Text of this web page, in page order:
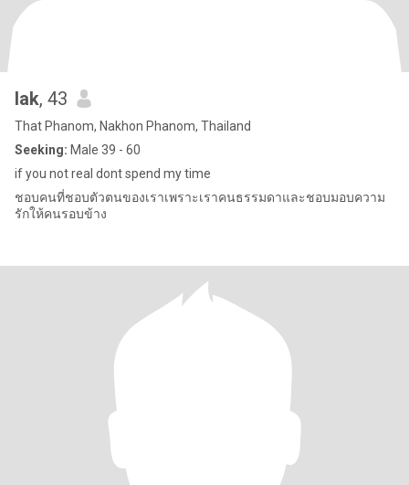
lak, 43
That Phanom, Nakhon Phanom, Thailand
Seeking: Male 39 - 60
if you not real dont spend my time
ชอบคนที่ชอบตัวตนของเราเพราะเราคนธรรมดาและชอบมอบความ
รักให้คนรอบข้าง